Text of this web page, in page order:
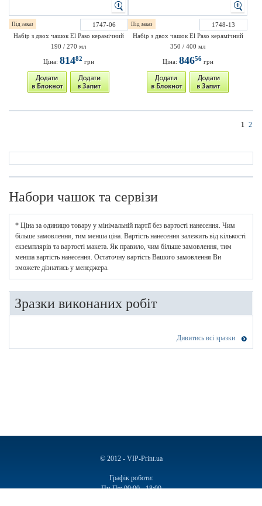
Під заказ
1747-06
Набір з двох чашок El Paso керамічний
190 / 270 мл
Ціна: 81482 грн
Під заказ
1748-13
Набір з двох чашок El Paso керамічний
350 / 400 мл
Ціна: 84656грн
1 2
Набори чашок та сервізи
* Ціна за одиницю товару у мінімальній партії без вартості нанесення. Чим
більше замовлення, тим менша ціна. Вартість нанесення залежить від кількості
екземплярів та вартості макета. Як правило, чим більше замовлення, тим
менша вартість нанесення. Остаточну вартість Вашого замовлення Ви
зможете дізнатись у менеджера.
Зразки виконаних робіт
Дивитись всі зразки
© 2012 - VIP-Print.ua
Графік роботи:
Пн-Пт: 09:00 - 18:00